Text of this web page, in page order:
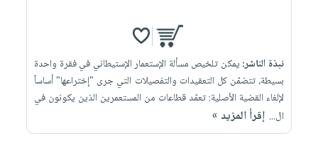
نبذة الناشر: يمكن تلخيص مسألة الإستعمار الإستيطاني في فقرة واحدة
بسيطة، تتضمّن كل التعقيدات والتفصيلات التي جرى "إختراعها" أساساً
لإلغاء القضية الأصلية: تعمّد قطاعات من المستعمرين الذين يكونون في
ال... إقرأ المزيد »